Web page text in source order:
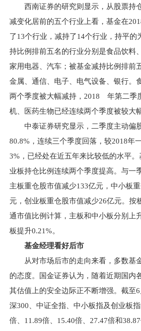
西南证券的研究则显示，从股票持
减变化居前的五个行业上看，基金在
了13个行业，减持了14个行业，持平的
持比例排前五名的行业分别是食品饮料
家用电器、汽车；被基金减持比例排前
金属、通信、电子、电气设备、银行。
两个季度被大幅减持，2018 年第二季
机、医药生物已经连续两个季度被较大
中泰证券研究显示，二季度主动偏
80.8%，连续三个季度回落，较2018年
3%，已经处在近五年来比较低的水平。
业板持仓比例连续两个季度提高。与一
主板重仓股市值减少133亿元，中小板
元，创业板重仓股市值减少26亿元。按
通市值比例计算，主板和中小板分别上
板提升0.21%。
基金经理看好后市
从对市场后市的走向来看，多数基
的态度。国金证券认为，随着近期国内
其估值上的安全边际正不断增强。截至
深300、中证全指、中小板指及创业板
倍、11.89倍、15.40倍、27.47倍和